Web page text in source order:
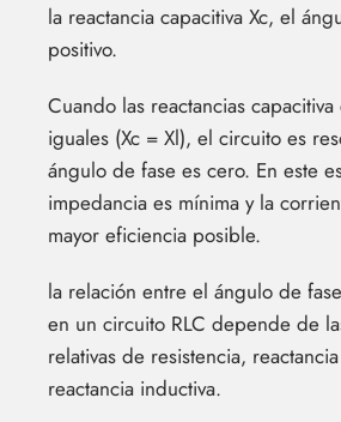
la reactancia capacitiva Xc, el
positivo.
Cuando las reactancias
iguales (Xc = Xl), el circuito es
ángulo de fase es cero. En este
impedancia es mínima y la
mayor eficiencia posible.
la relación entre el ángulo de
en un circuito RLC depende de
relativas de resistencia,
reactancia inductiva.